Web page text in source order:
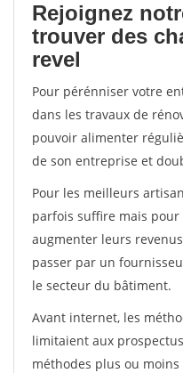
Rejoignez
trouver des
revel
Pour pérénniser votre
dans les travaux de
pouvoir alimenter
de son entreprise et
Pour les meilleurs
parfois suffire mais
augmenter leurs
passer par un
le secteur du bâtiment.
Avant internet, les
limitaient aux
méthodes plus ou